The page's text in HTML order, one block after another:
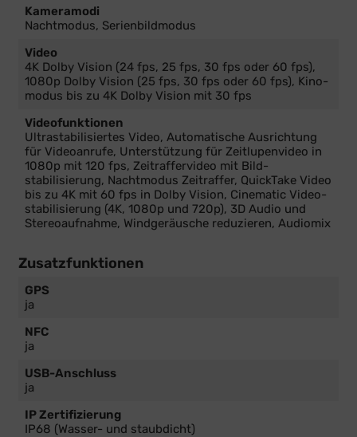
Kameramodi
Nacht­modus, Serienbildmodus
Video
4K Dolby Vision (24 fps, 25 fps, 30 fps oder 60 fps),
1080p Dolby Vision (25 fps, 30 fps oder 60 fps), Kino­
modus bis zu 4K Dolby Vision mit 30 fps
Videofunktionen
Ultrastabilisiertes Video, Automatische Ausrichtung
für Video­anrufe, Unter­stüt­zung für Zeitlupen­video in
1080p mit 120 fps, Zeitraffervideo mit Bild­
stabilisierung, Nacht­modus Zeitraffer, QuickTake Video
bis zu 4K mit 60 fps in Dolby Vision, Cinematic Video­
stabilisierung (4K, 1080p und 720p), 3D Audio und
Stereo­aufnahme, Wind­geräusche redu­zieren, Audiomix
Zusatzfunktionen
GPS
ja
NFC
ja
USB-Anschluss
ja
IP Zertifizierung
IP68 (Wasser- und staubdicht)